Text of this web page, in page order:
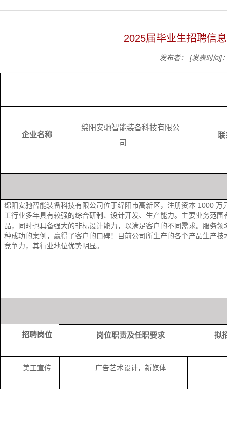
2025届毕业生招聘信
发布者： [发表时间]
企业名称
绵阳安驰智能装备科技有限公
司
绵阳安驰智能装备科技有限公司位于绵阳市高新区，注册资本 1000
工行业多年具有较强的综合研制、设计开发、生产能力。主要业务范
品，同时也具备强大的非标设计能力，以满足客户的不同需求。服务
种成功的案例，赢得了客户的口碑！目前公司所生产的各个产品生产
竞争力，其行业地位优势明显。
招聘岗位 岗位职责及任职要求 拟
美工宣传 广告艺术设计，新媒体